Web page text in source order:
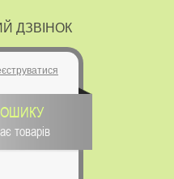
ДЗВІНОК
товарів